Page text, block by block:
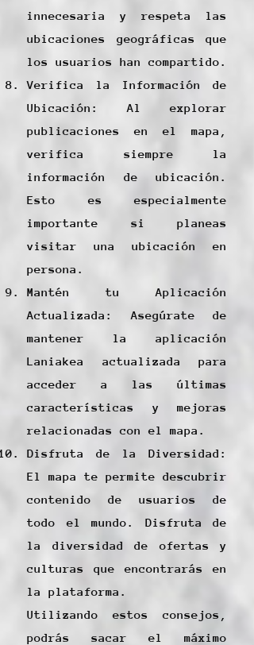
innecesaria y respeta las
ubicaciones geográficas que
los usuarios han compartido.
Verifica la Información de
Ubicación: Al explorar
publicaciones en el mapa,
verifica siempre la
información de ubicación.
Esto es especialmente
importante si planeas
visitar una ubicación en
persona.
Mantén tu Aplicación
Actualizada: Asegúrate de
mantener la aplicación
Laniakea actualizada para
acceder a las últimas
características y mejoras
relacionadas con el mapa.
Disfruta de la Diversidad:
El mapa te permite descubrir
contenido de usuarios de
todo el mundo. Disfruta de
la diversidad de ofertas y
culturas que encontrarás en
la plataforma.
Utilizando estos consejos,
podrás sacar el máximo